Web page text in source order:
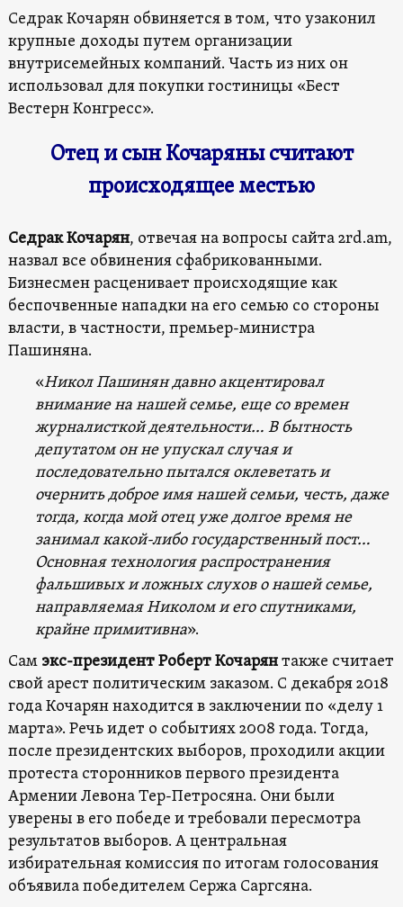
Седрак Кочарян обвиняется в том, что узаконил
крупные доходы путем организации
внутрисемейных компаний. Часть из них он
использовал для покупки гостиницы «Бест
Вестерн Конгресс».
Отец и сынКочаряны считают
происходящее местью
Седрак Кочарян, отвечая на вопросы сайта 2rd.am,
назвал все обвинения сфабрикованными.
Бизнесмен расценивает происходящие как
беспочвенные нападки на его семью со стороны
власти, в частности, премьер-министра
Пашиняна.
«Никол Пашинян давно акцентировал
внимание на нашей семье, еще со времен
журналисткой деятельности… В бытность
депутатом он не упускал случая и
последовательно пытался оклеветать и
очернить доброе имя нашей семьи, честь, даже
тогда, когда мой отец уже долгое время не
занимал какой-либо государственный пост…
Основная технология распространения
фальшивых и ложных слухов о нашей семье,
направляемая Николом и его спутниками,
крайне примитивна».
Сам экс-президент Роберт Кочарянтакже считает
свой арест политическим заказом. С декабря 2018
года Кочарян находится в заключении по «делу 1
марта». Речь идет о событиях 2008 года. Тогда,
после президентских выборов, проходили акции
протеста сторонников первого президента
Армении Левона Тер-Петросяна. Они были
уверены в его победе и требовали пересмотра
результатов выборов. А центральная
избирательная комиссия по итогам голосования
объявила победителем Сержа Саргсяна.